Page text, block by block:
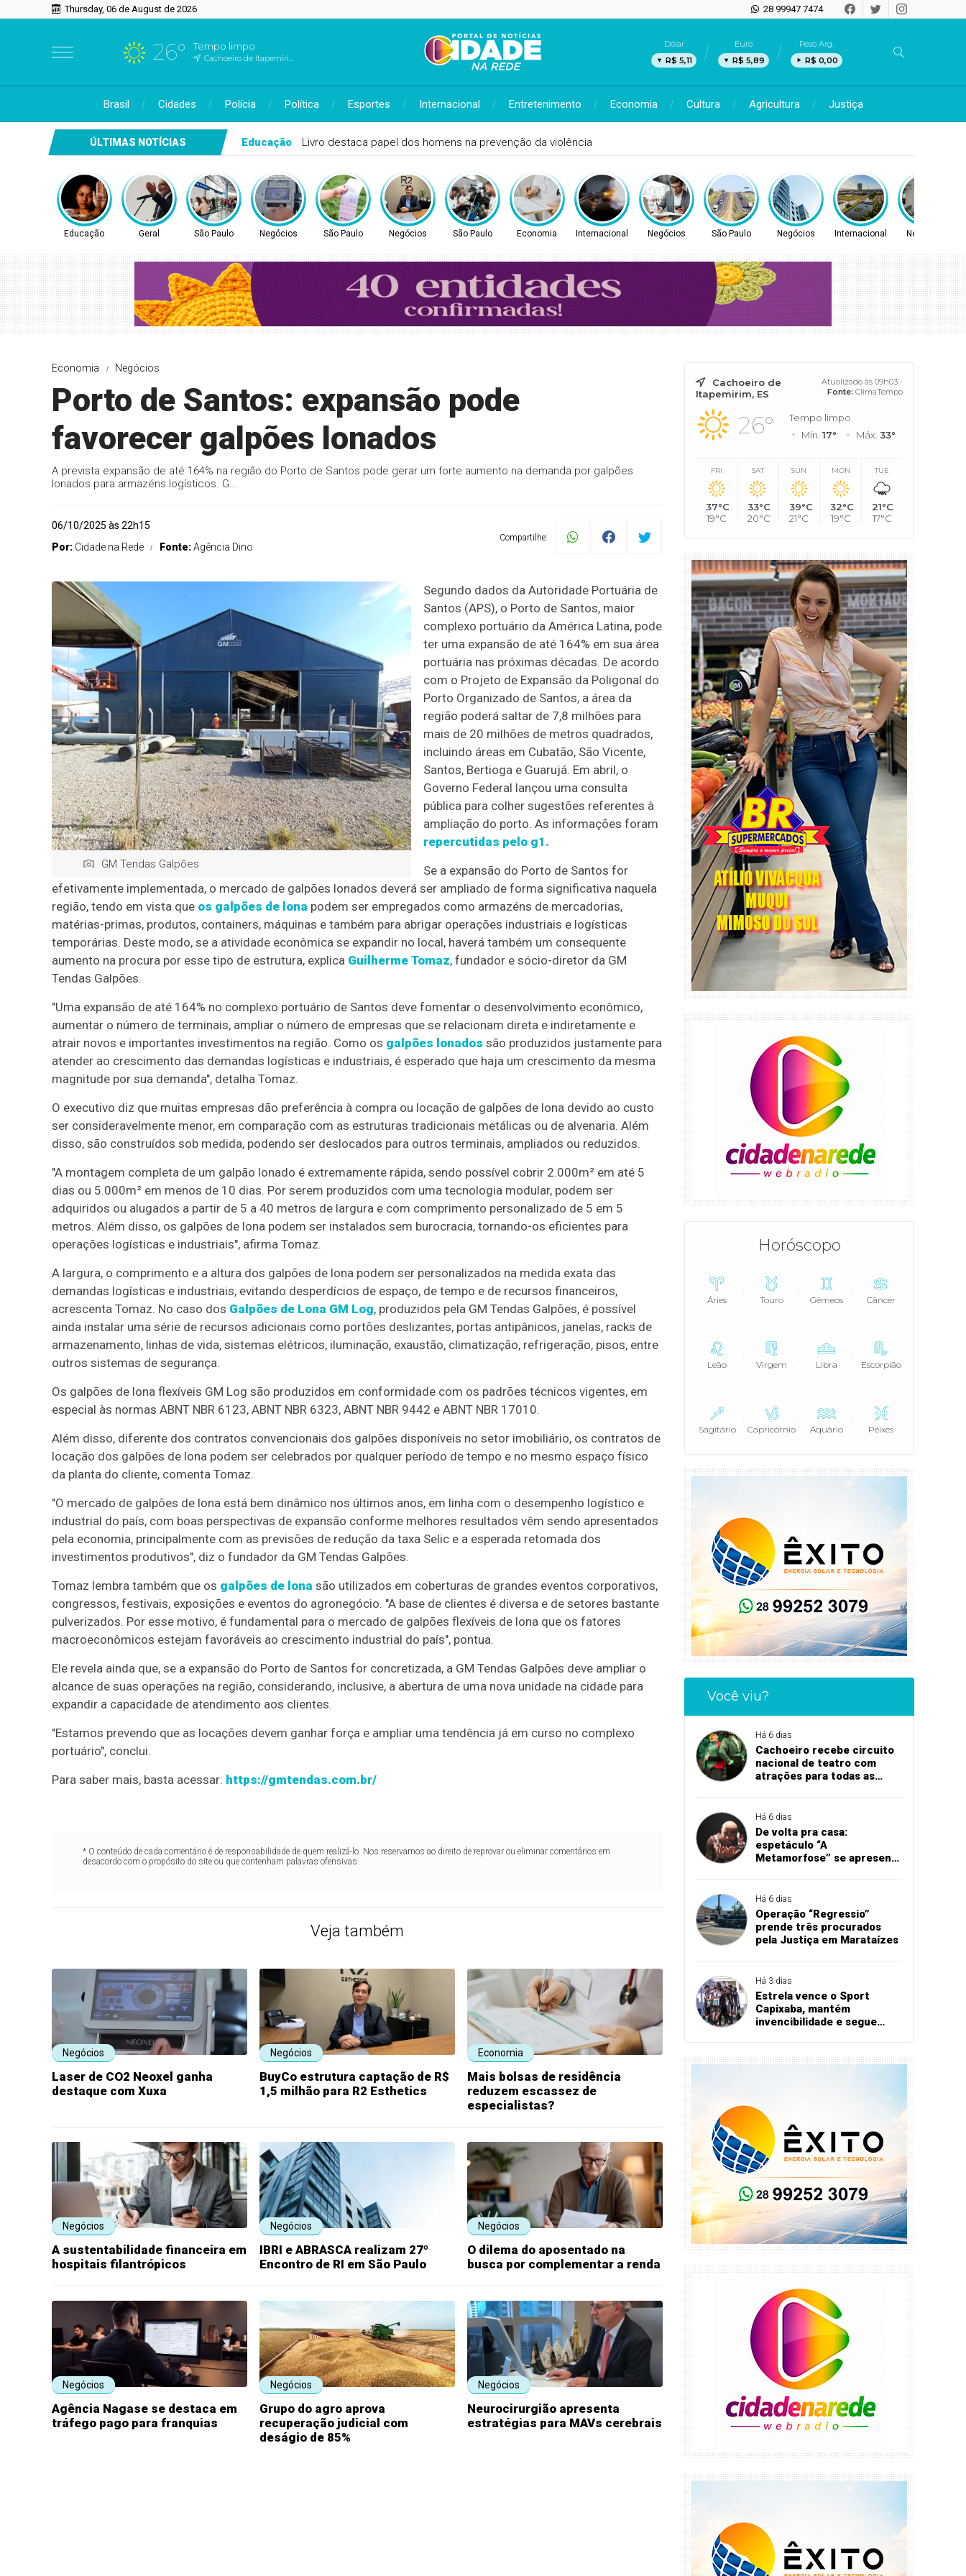
Thursday, 06 de August de 2026 28 99947 7474
26° Tempo limpo
Cachoeiro de Itapemirim, ES
Dólar
R$ 5,11
Euro
R$ 5,89
Peso Arg.
R$ 0,00
Brasil Cidades Polícia Política Esportes Internacional Entretenimento Economia Cultura Agricultura Justiça
ÚLTIMAS NOTÍCIAS Geral Busca por profundidade e dinamismo marca 40 anos do Revista Brasil
Educação Geral São Paulo Negócios São Paulo Negócios São Paulo Economia Internacional Negócios São Paulo Negócios Internacional Negócios
Economia Negócios
Porto de Santos: expansão pode
favorecer galpões lonados
A prevista expansão de até 164% na região do Porto de Santos pode gerar um forte aumento na demanda por galpões
lonados para armazéns logísticos. G...
06/10/2025 às 22h15
Por: Cidade na Rede Fonte:Agência Dino
Compartilhe:
GM Tendas Galpões
Segundo dados da Autoridade Portuária de
Santos (APS), o Porto de Santos, maior
complexo portuário da América Latina, pode
ter uma expansão de até 164% em sua área
portuária nas próximas décadas. De acordo
com o Projeto de Expansão da Poligonal do
Porto Organizado de Santos, a área da
região poderá saltar de 7,8 milhões para
mais de 20 milhões de metros quadrados,
incluindo áreas em Cubatão, São Vicente,
Santos, Bertioga e Guarujá. Em abril, o
Governo Federal lançou uma consulta
pública para colher sugestões referentes à
ampliação do porto. As informações foram
repercutidas pelo g1.
Se a expansão do Porto de Santos for
efetivamente implementada, o mercado de galpões lonados deverá ser ampliado de forma significativa naquela
região, tendo em vista que os galpões de lona podem ser empregados como armazéns de mercadorias,
matérias-primas, produtos, containers, máquinas e também para abrigar operações industriais e logísticas
temporárias. Deste modo, se a atividade econômica se expandir no local, haverá também um consequente
aumento na procura por esse tipo de estrutura, explica Guilherme Tomaz, fundador e sócio-diretor da GM
Tendas Galpões.
"Uma expansão de até 164% no complexo portuário de Santos deve fomentar o desenvolvimento econômico,
aumentar o número de terminais, ampliar o número de empresas que se relacionam direta e indiretamente e
atrair novos e importantes investimentos na região. Como os galpões lonados são produzidos justamente para
atender ao crescimento das demandas logísticas e industriais, é esperado que haja um crescimento da mesma
magnitude por sua demanda", detalha Tomaz.
O executivo diz que muitas empresas dão preferência à compra ou locação de galpões de lona devido ao custo
ser consideravelmente menor, em comparação com as estruturas tradicionais metálicas ou de alvenaria. Além
disso, são construídos sob medida, podendo ser deslocados para outros terminais, ampliados ou reduzidos.
"A montagem completa de um galpão lonado é extremamente rápida, sendo possível cobrir 2.000m² em até 5
dias ou 5.000m² em menos de 10 dias. Por serem produzidos com uma tecnologia modular, podem ser
adquiridos ou alugados a partir de 5 a 40 metros de largura e com comprimento personalizado de 5 em 5
metros. Além disso, os galpões de lona podem ser instalados sem burocracia, tornando-os eficientes para
operações logísticas e industriais", afirma Tomaz.
A largura, o comprimento e a altura dos galpões de lona podem ser personalizados na medida exata das
demandas logísticas e industriais, evitando desperdícios de espaço, de tempo e de recursos financeiros,
acrescenta Tomaz. No caso dos Galpões de Lona GM Log, produzidos pela GM Tendas Galpões, é possível
ainda instalar uma série de recursos adicionais como portões deslizantes, portas antipânicos, janelas, racks de
armazenamento, linhas de vida, sistemas elétricos, iluminação, exaustão, climatização, refrigeração, pisos, entre
outros sistemas de segurança.
Os galpões de lona flexíveis GM Log são produzidos em conformidade com os padrões técnicos vigentes, em
especial às normas ABNT NBR 6123, ABNT NBR 6323, ABNT NBR 9442 e ABNT NBR 17010.
Além disso, diferente dos contratos convencionais dos galpões disponíveis no setor imobiliário, os contratos de
locação dos galpões de lona podem ser celebrados por qualquer período de tempo e no mesmo espaço físico
da planta do cliente, comenta Tomaz.
"O mercado de galpões de lona está bem dinâmico nos últimos anos, em linha com o desempenho logístico e
industrial do país, com boas perspectivas de expansão conforme melhores resultados vêm sendo apresentados
pela economia, principalmente com as previsões de redução da taxa Selic e a esperada retomada dos
investimentos produtivos", diz o fundador da GM Tendas Galpões.
Tomaz lembra também que os galpões de lona são utilizados em coberturas de grandes eventos corporativos,
congressos, festivais, exposições e eventos do agronegócio. "A base de clientes é diversa e de setores bastante
pulverizados. Por esse motivo, é fundamental para o mercado de galpões flexíveis de lona que os fatores
macroeconômicos estejam favoráveis ao crescimento industrial do país", pontua.
Ele revela ainda que, se a expansão do Porto de Santos for concretizada, a GM Tendas Galpões deve ampliar o
alcance de suas operações na região, considerando, inclusive, a abertura de uma nova unidade na cidade para
expandir a capacidade de atendimento aos clientes.
"Estamos prevendo que as locações devem ganhar força e ampliar uma tendência já em curso no complexo
portuário", conclui.
Para saber mais, basta acessar: https://gmtendas.com.br/
* O conteúdo de cada comentário é de responsabilidade de quem realizá-lo. Nos reservamos ao direito de reprovar ou eliminar comentários em
desacordo com o propósito do site ou que contenham palavras ofensivas.
Veja também
Negócios
Laser de CO2 Neoxel ganha
destaque com Xuxa
Negócios
BuyCo estrutura captação de R$
1,5 milhão para R2 Esthetics
Economia
Mais bolsas de residência
reduzem escassez de
especialistas?
Negócios
A sustentabilidade financeira em
hospitais filantrópicos
Negócios
IBRI e ABRASCA realizam 27º
Encontro de RI em São Paulo
Negócios
O dilema do aposentado na
busca por complementar a renda
Negócios
Agência Nagase se destaca em
tráfego pago para franquias
Negócios
Grupo do agro aprova
recuperação judicial com
deságio de 85%
Negócios
Neurocirurgião apresenta
estratégias para MAVs cerebrais
Cachoeiro de
Itapemirim, ES
Atualizado às 09h03 -
Fonte: ClimaTempo
26°
Tempo limpo
Mín. 17° Máx. 33°
FRI
37°C
19°C
SAT
33°C
20°C
SUN
39°C
21°C
MON
32°C
19°C
TUE
21°C
17°C
Horóscopo
Áries Touro Gêmeos Câncer
Leão Virgem Libra Escorpião
Sagitário Capricórnio Aquário Peixes
Você viu?
Há 6 dias
Cachoeiro recebe circuito
nacional de teatro com
atrações para todas as
Há 6 dias
De volta pra casa:
espetáculo “A
Metamorfose” se apresenta
Há 6 dias
Operação “Regressio”
prende três procurados
pela Justiça em Marataízes
Há 3 dias
Estrela vence o Sport
Capixaba, mantém
invencibilidade e segue